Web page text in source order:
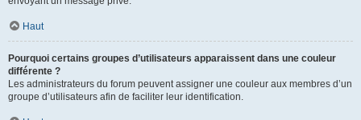
Haut
Pourquoi certains groupes d’utilisateurs apparaissent dans une couleur
différente ?
Les administrateurs du forum peuvent assigner une couleur aux membres d’un
groupe d’utilisateurs afin de faciliter leur identification.